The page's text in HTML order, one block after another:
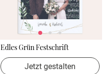
Edles Grün Festschrift
Jetzt gestalten